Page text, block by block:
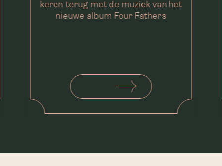
keren terug met de muziek van het
nieuwe album Four Fathers